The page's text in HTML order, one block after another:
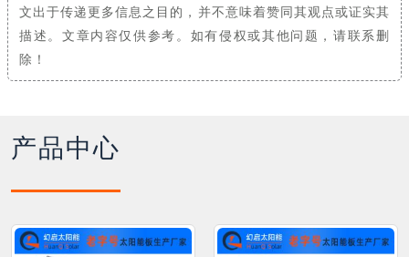
文出于传递更多信息之目的，并不意味着赞同其观点或证实其
描述。文章内容仅供参考。如有侵权或其他问题，请联系删
除！
产品中心